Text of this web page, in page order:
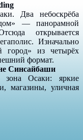
Два небоскрёба
— панорамной
открывается
Изначально
город» из четырёх
формат.
Синсайбаши
зона Осаки: яркие
магазины, уличная